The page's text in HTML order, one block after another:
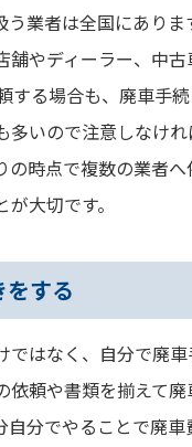
う業者は全国にあり
舗やディーラー、中
する場合も、廃車手
多いので注意しなけ
の時点で複数の業者
大切です。
する
ではなく、自分で廃
依頼や書類を揃えて
自分でやることで廃